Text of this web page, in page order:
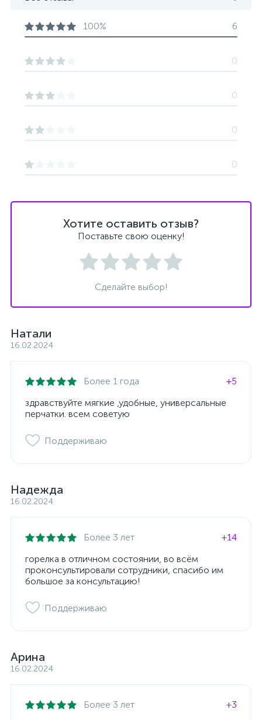
Хотите оставить отзыв?
Поставьте свою оценку!
Сделайте выбор!
Натали
16.02.2024
Более 1 года
+5
здравствуйте мягкие ,удобные, универсальные
перчатки. всем советую
Поддерживаю
Надежда
16.02.2024
Более 3 лет
+14
горелка в отличном состоянии, во всём
проконсультировали сотрудники, спасибо им
большое за консультацию!
Поддерживаю
Арина
16.02.2024
Более 3 лет
+3
100% 6
0
0
0
0